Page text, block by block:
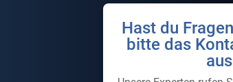
Hast du
bitte das